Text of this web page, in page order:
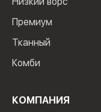
Премиум
Тканный
Комби
КОМПАНИЯ